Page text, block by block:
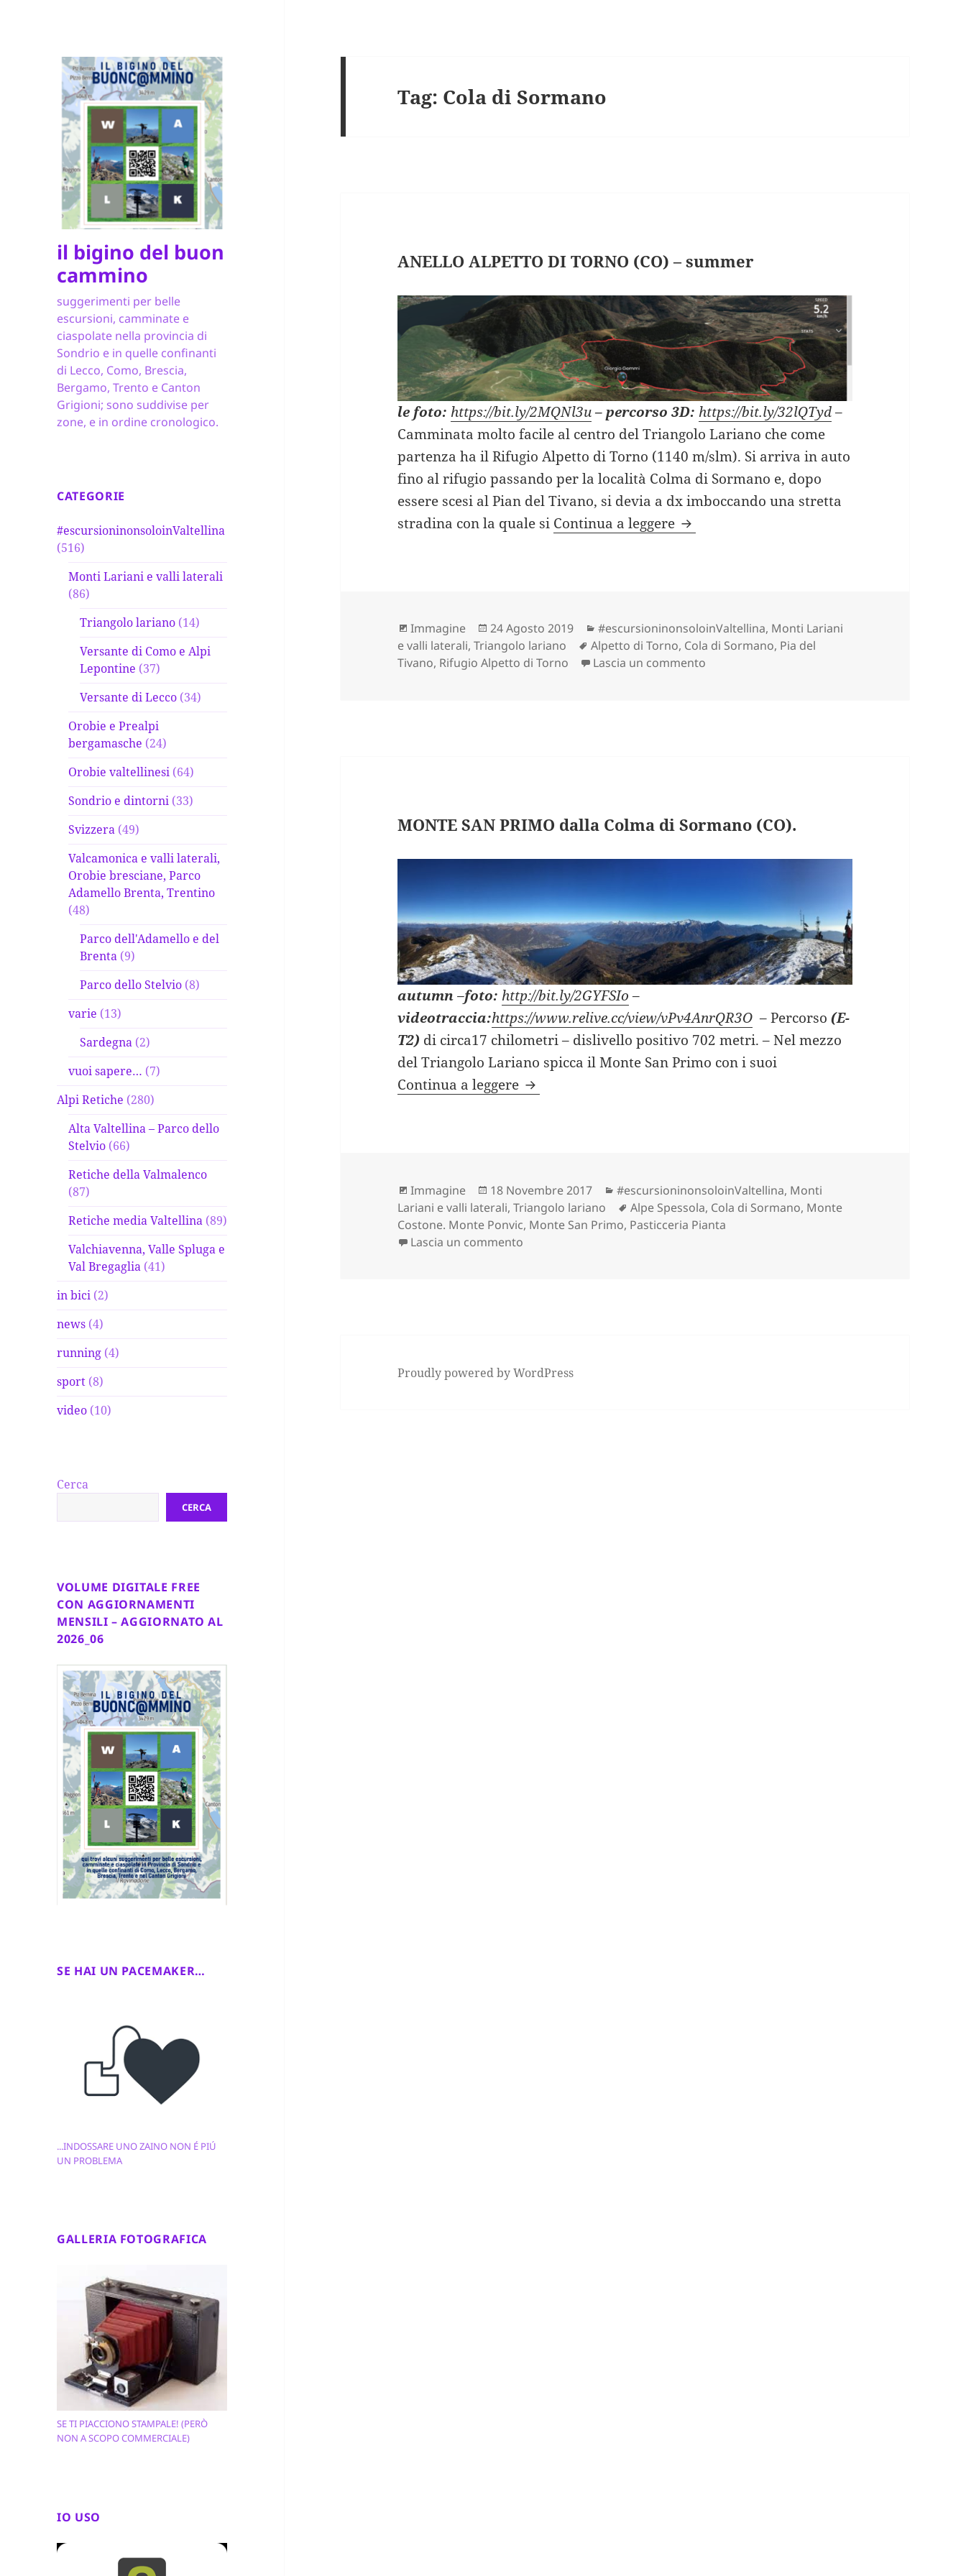
il bigino del buon
cammino
suggerimenti per belle
escursioni, camminate e
ciaspolate nella provincia di
Sondrio e in quelle confinanti
di Lecco, Como, Brescia,
Bergamo, Trento e Canton
Grigioni; sono suddivise per
zone, e in ordine cronologico.
CATEGORIE
#escursioninonsoloinValtellina
(516)
Monti Lariani e valli laterali
(86)
Triangolo lariano (14)
Versante di Como e Alpi
Lepontine (37)
Versante di Lecco (34)
Orobie e Prealpi
bergamasche (24)
Orobie valtellinesi (64)
Sondrio e dintorni (33)
Svizzera (49)
Valcamonica e valli laterali,
Orobie bresciane, Parco
Adamello Brenta, Trentino
(48)
Parco dell'Adamello e del
Brenta (9)
Parco dello Stelvio (8)
varie (13)
Sardegna (2)
vuoi sapere… (7)
Alpi Retiche (280)
Alta Valtellina – Parco dello
Stelvio (66)
Retiche della Valmalenco
(87)
Retiche media Valtellina (89)
Valchiavenna, Valle Spluga e
Val Bregaglia (41)
in bici (2)
news (4)
running (4)
sport (8)
video (10)
Cerca
CERCA
VOLUME DIGITALE FREE
CON AGGIORNAMENTI
MENSILI – AGGIORNATO AL
2026_06
SE HAI UN PACEMAKER…
...INDOSSARE UNO ZAINO NON É PIÚ
UN PROBLEMA
GALLERIA FOTOGRAFICA
SE TI PIACCIONO STAMPALE! (PERÒ
NON A SCOPO COMMERCIALE)
IO USO
Tag: Cola di Sormano
ANELLO ALPETTO DI TORNO (CO) – summer
le foto: https://bit.ly/2MQNl3u– percorso 3D: https://bit.ly/32lQTyd–
Camminata molto facile al centro del Triangolo Lariano che come
partenza ha il Rifugio Alpetto di Torno (1140 m/slm). Si arriva in auto
fino al rifugio passando per la località Colma di Sormano e, dopo
essere scesi al Pian del Tivano, si devia a dx imboccando una stretta
stradina con la quale si Continua a leggere ANELLO ALPETTO DI TORNO (CO) –
Formato
Immagine
Scritto
il
24 Agosto 2019 Categorie
#escursioninonsoloinValtellina, Monti Lariani
e valli laterali,Triangolo lariano Tag
Alpetto di Torno, Cola di Sormano, Pia del
Tivano, Rifugio Alpetto di Torno Lascia un commento
MONTE SAN PRIMO dalla Colma di Sormano (CO).
autumn–foto: http://bit.ly/2GYFSIo –
videotraccia:https://www.relive.cc/view/vPv4AnrQR3O – Percorso(E-
T2) di circa17 chilometri – dislivello positivo 702 metri. – Nel mezzo
del Triangolo Lariano spicca il Monte San Primo con i suoi
Continua a leggere MONTE SAN PRIMO dalla Colma di Sormano (CO).
Formato
Immagine
Scritto
il
18 Novembre 2017 Categorie
#escursioninonsoloinValtellina, Monti
Lariani e valli laterali,Triangolo lariano Tag
Alpe Spessola, Cola di Sormano, Monte
Costone. Monte Ponvic, Monte San Primo, Pasticceria Pianta
Lascia un commento
Proudly powered by WordPress